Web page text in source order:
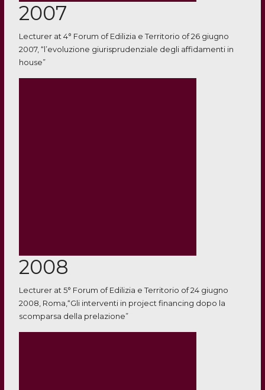
2007
Lecturer at 4° Forum of Edilizia e Territorio of 26 giugno
2007, “l’evoluzione giurisprudenziale degli affidamenti in
house”
2008
Lecturer at 5° Forum of Edilizia e Territorio of 24 giugno
2008, Roma,“Gli interventi in project financing dopo la
scomparsa della prelazione”